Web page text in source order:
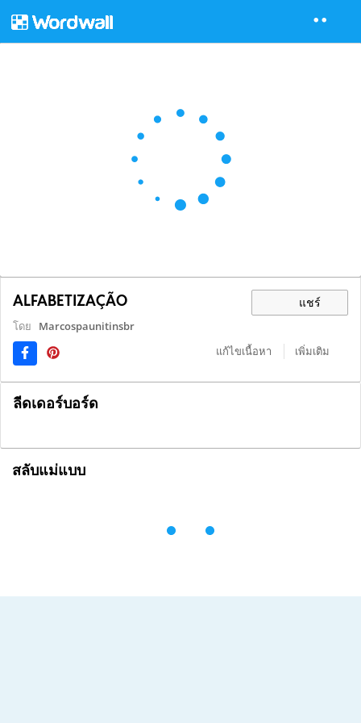
ALFABETIZAÇÃO แชร์
โดย
Marcospaunitinsbr
แก้ไขเนื้อหา
เพิ่มเติม
ลีดเดอร์บอร์ด
สลับแม่แบบ